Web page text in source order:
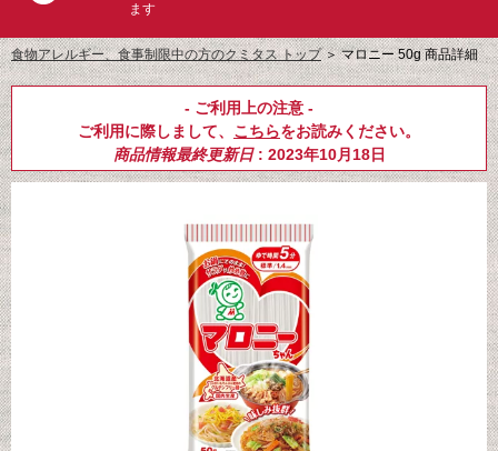
ます
食物アレルギー、食事制限中の方のクミタス トップ＞マロニー 50g 商品詳細
- ご利用上の注意 -
ご利用に際しまして、 こちらをお読みください。
商品情報最終更新日: 2023年10月18日